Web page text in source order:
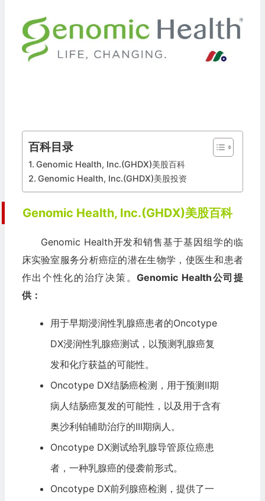
百科目录
Genomic Health, Inc.(GHDX)美股百科
Genomic Health, Inc.(GHDX)美股投资
Genomic Health, Inc.(GHDX)美股百科
Genomic Health开发和销售基于基因组学的临
床实验室服务分析癌症的潜在生物学，使医生和患者
作出个性化的治疗决策。Genomic Health公司提
供：
用于早期浸润性乳腺癌患者的Oncotype
DX浸润性乳腺癌测试，以预测乳腺癌复
发和化疗获益的可能性。
Oncotype DX结肠癌检测，用于预测II期
病人结肠癌复发的可能性，以及用于含有
奥沙利铂辅助治疗的III期病人。
Oncotype DX测试给乳腺导管原位癌患
者，一种乳腺癌的侵袭前形式。
Oncotype DX前列腺癌检测，提供了一